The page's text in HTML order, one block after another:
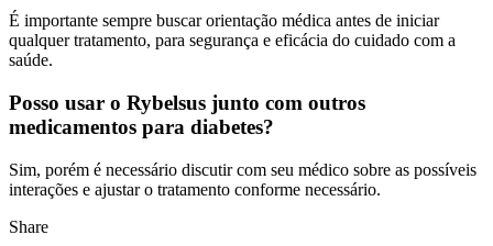
É importante sempre buscar orientação médica antes de iniciar
qualquer tratamento, para segurança e eficácia do cuidado com a
saúde.
Posso usar o Rybelsus junto com outros
medicamentos para diabetes?
Sim, porém é necessário discutir com seu médico sobre as possíveis
interações e ajustar o tratamento conforme necessário.
Share